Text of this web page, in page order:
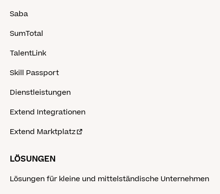
Saba
SumTotal
TalentLink
Skill Passport
Dienstleistungen
Extend Integrationen
Extend Marktplatz
LÖSUNGEN
Lösungen für kleine und mittelständische Unternehmen